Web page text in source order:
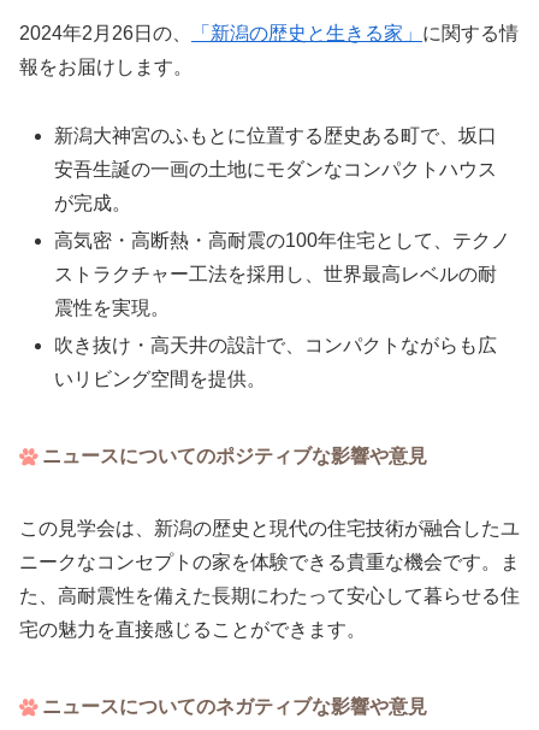
2024年2月26日の、 「新潟の歴史と生きる家」 に関する情
報をお届けします。
新潟大神宮のふもとに位置する歴史ある町で、坂口
安吾生誕の一画の土地にモダンなコンパクトハウス
が完成。
高気密・高断熱・高耐震の100年住宅として、テクノ
ストラクチャー工法を採用し、世界最高レベルの耐
震性を実現。
吹き抜け・高天井の設計で、コンパクトながらも広
いリビング空間を提供。
ニュースについてのポジティブな影響や意見
この見学会は、新潟の歴史と現代の住宅技術が融合したユ
ニークなコンセプトの家を体験できる貴重な機会です。ま
た、高耐震性を備えた長期にわたって安心して暮らせる住
宅の魅力を直接感じることができます。
ニュースについてのネガティブな影響や意見